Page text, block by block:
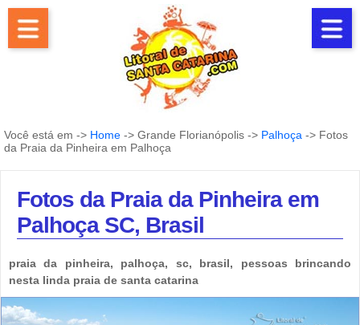
Você está em -> Home -> Grande Florianópolis -> Palhoça -> Fotos
da Praia da Pinheira em Palhoça
Fotos da Praia da Pinheira em
Palhoça SC, Brasil
praia da pinheira, palhoça, sc, brasil, pessoas brincando
nesta linda praia de santa catarina